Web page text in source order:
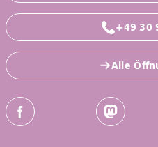
+49 30
Alle
Social-Media Kanäle